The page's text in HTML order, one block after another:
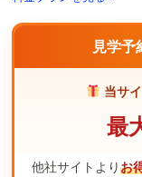
見学予
当サ
最
他社サイトよりお